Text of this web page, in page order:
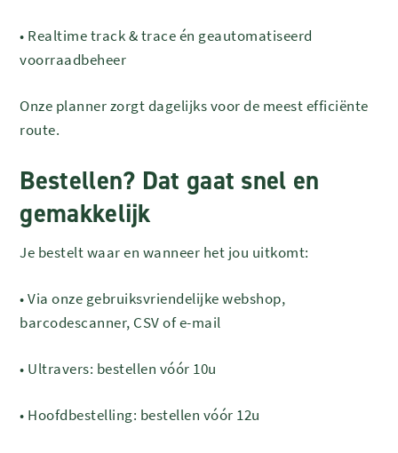
• Realtime track & trace én geautomatiseerd
voorraadbeheer
Onze planner zorgt dagelijks voor de meest efficiënte
route.
Bestellen? Dat gaat snel en
gemakkelijk
Je bestelt waar en wanneer het jou uitkomt:
• Via onze gebruiksvriendelijke webshop,
barcodescanner, CSV of e-mail
• Ultravers: bestellen vóór 10u
• Hoofdbestelling: bestellen vóór 12u